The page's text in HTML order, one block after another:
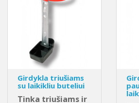
Girdykla triušiams
su laikikliu buteliui
Tinka triušiams ir